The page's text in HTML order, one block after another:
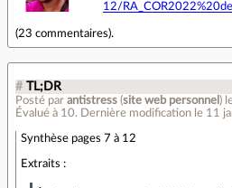
12/
(23 commentaires).
# TL;DR
Posté par antistress (site web personnel )
Évalué à 10. Dernière modification le 11
Synthèse pages 7 à 12
Extraits :